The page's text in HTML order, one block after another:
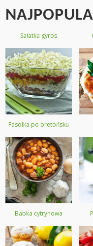
Sałatka gyros
Fasolka po bretońsku
Babka cytrynowa